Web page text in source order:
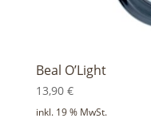
Beal O’Light
13,90 €
inkl. 19 % MwSt.